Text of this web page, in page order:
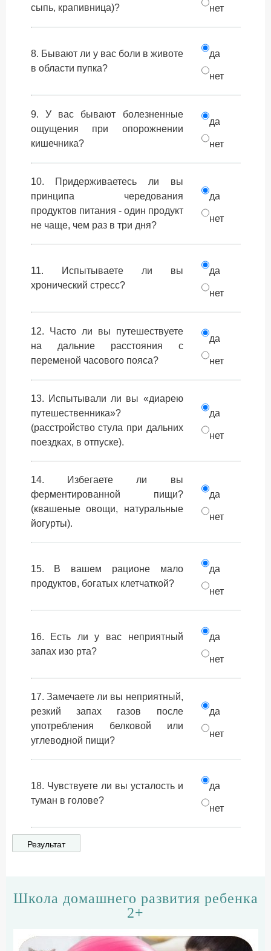
сыпь, крапивница)?
нет
8. Бывают ли у вас боли в животе
в области пупка?
да
нет
9. У вас бывают болезненные
ощущения при опорожнении
кишечника?
да
нет
10. Придерживаетесь ли вы
принципа чередования
продуктов питания - один продукт
не чаще, чем раз в три дня?
да
нет
11. Испытываете ли вы
хронический стресс?
да
нет
12. Часто ли вы путешествуете
на дальние расстояния с
переменой часового пояса?
да
нет
13. Испытывали ли вы «диарею
путешественника»?
(расстройство стула при дальних
поездках, в отпуске).
да
нет
14. Избегаете ли вы
ферментированной пищи?
(квашеные овощи, натуральные
йогурты).
да
нет
15. В вашем рационе мало
продуктов, богатых клетчаткой?
да
нет
16. Есть ли у вас неприятный
запах изо рта?
да
нет
17. Замечаете ли вы неприятный,
резкий запах газов после
употребления белковой или
углеводной пищи?
да
нет
18. Чувствуете ли вы усталость и
туман в голове?
да
нет
Школа домашнего развития ребенка
2+